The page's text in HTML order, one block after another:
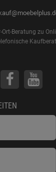
Beratung zu